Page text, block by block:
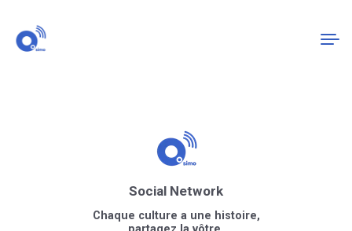
Social Network
Chaque culture a une histoire,